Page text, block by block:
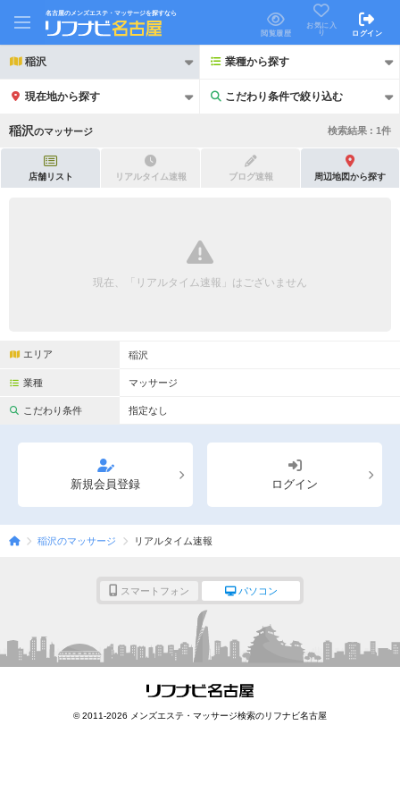
名古屋のメンズエステ・マッサージを探すなら
閲覧履歴
お気に入
り
ログイン
稲沢 業種から探す
現在地から探す こだわり条件で絞り込む
こだわり条件で絞り込む
完全個室
ペアルームあり シャワー室完備
フットバスあり
専用駐車場あり 有資格者在籍
日本人スタッフのみ
Ｗセラピスト
こだわり条件を変更
稲沢のマッサージ 検索結果 : 1件
店舗リスト リアルタイム速報 ブログ速報 周辺地図から探す
現在、「リアルタイム速報」はございません
エリア 稲沢
業種 マッサージ
こだわり条件 指定なし
新規会員登録 ログイン
稲沢のマッサージ リアルタイム速報
スマートフォン パソコン
© 2011-2026 メンズエステ・マッサージ検索のリフナビ名古屋